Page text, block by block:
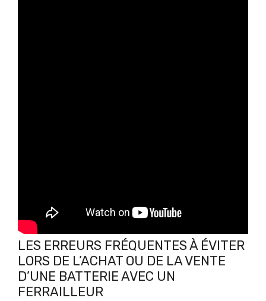
LES ERREURS FRÉQUENTES À ÉVITER
LORS DE L’ACHAT OU DE LA VENTE
D’UNE BATTERIE AVEC UN
FERRAILLEUR